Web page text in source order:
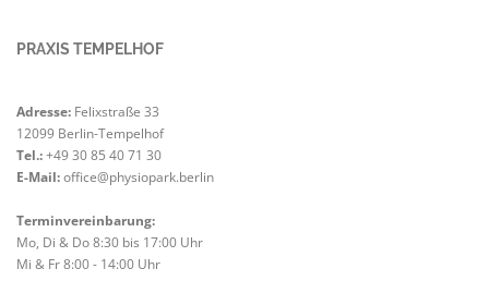
PRAXIS TEMPELHOF
Adresse: Felixstraße 33
12099 Berlin-Tempelhof
Tel.:+49 30 85 40 71 30
E-Mail:office@physiopark.berlin
Terminvereinbarung:
Mo, Di & Do 8:30 bis 17:00 Uhr
Mi & Fr 8:00 - 14:00 Uhr